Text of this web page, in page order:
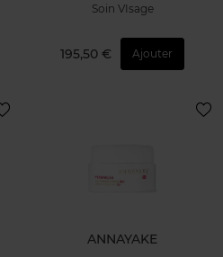
Soin VIsage
195,50 € Ajouter
ANNAYAKE